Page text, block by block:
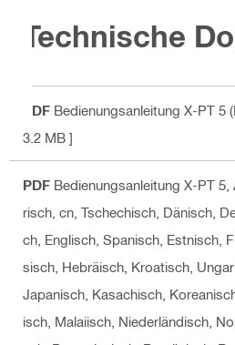
Technische
PDF Bedienungsanleitung X-PT 5
3.2 MB ]
PDF Bedienungsanleitung X-PT 5
risch, cn, Tschechisch, Dänisch,
ch, Englisch, Spanisch, Estnisch,
sisch, Hebräisch, Kroatisch,
Japanisch, Kasachisch,
isch, Malaiisch, Niederländisch,